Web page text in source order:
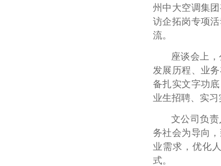
州中大空调集
访企拓岗专项
流。
座谈会上
发展历程、业
备扎实文字功
业生招聘、实
文公司负
务社会为导向
业需求，优化
式。